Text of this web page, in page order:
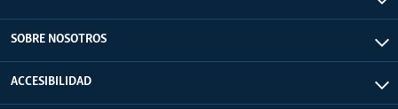
SOBRE NOSOTROS
ACCESIBILIDAD